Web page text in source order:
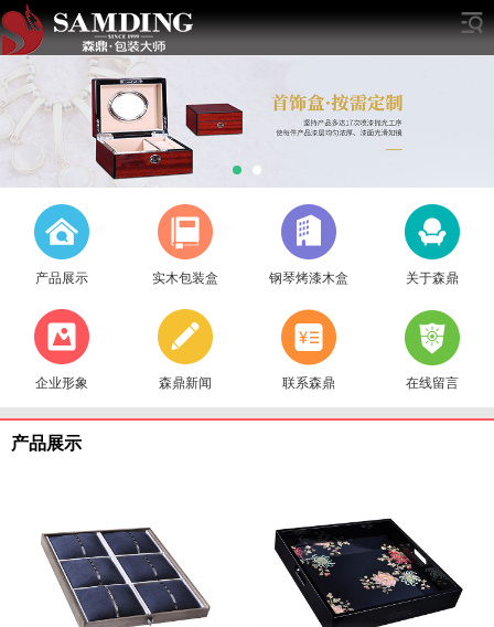
产品展示 实木包装盒 钢琴烤漆木盒 关于森鼎
企业形象 森鼎新闻 联系森鼎 在线留言
产品展示